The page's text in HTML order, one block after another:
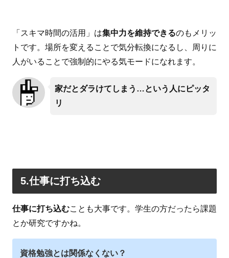
「スキマ時間の活用」は集中力を維持できるのもメリッ
トです。場所を変えることで気分転換になるし、周りに
人がいることで強制的にやる気モードになれます。
家だとダラけてしまう…という人にピッタ
リ
5.仕事に打ち込む
仕事に打ち込むことも大事です。学生の方だったら課題
とか研究ですかね。
資格勉強とは関係なくない？